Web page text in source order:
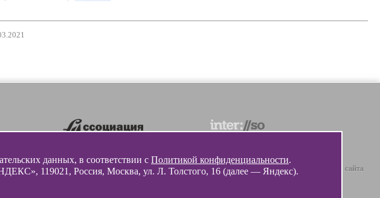
© 2012 - 2026 Разработка и поддержка сайта
ООО «
данных, в соответствии с Политикой конфиденциальности.
119021, Россия, Москва, ул. Л. Толстого, 16 (далее — Яндекс).